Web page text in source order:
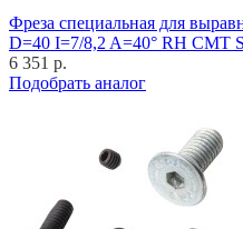
Фреза специальная для
D=40 I=7/8,2 A=40° RH CMT
6 351 р.
Подобрать аналог